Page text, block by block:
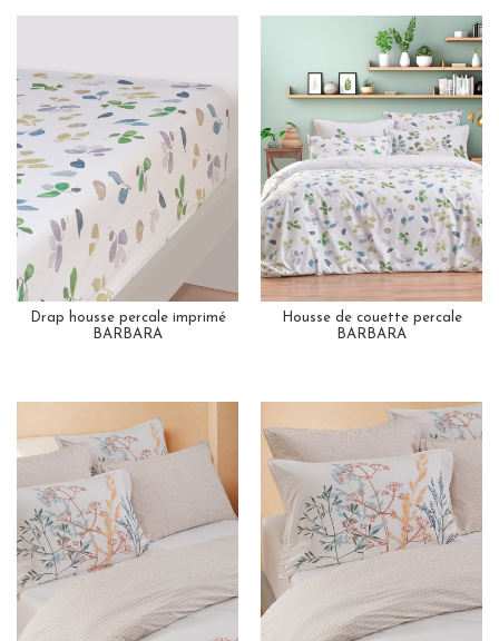
Drap housse percale imprimé
BARBARA
Housse de couette percale
BARBARA